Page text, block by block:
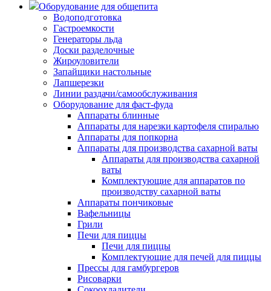
Оборудование для общепита
Водоподготовка
Гастроемкости
Генераторы льда
Доски разделочные
Жироуловители
Запайщики настольные
Лапшерезки
Линии раздачи/самообслуживания
Оборудование для фаст-фуда
Аппараты блинные
Аппараты для нарезки картофеля спиралью
Аппараты для попкорна
Аппараты для производства сахарной ваты
Аппараты для производства сахарной
ваты
Комплектующие для аппаратов по
производству сахарной ваты
Аппараты пончиковые
Вафельницы
Грили
Печи для пиццы
Печи для пиццы
Комплектующие для печей для пиццы
Прессы для гамбургеров
Рисоварки